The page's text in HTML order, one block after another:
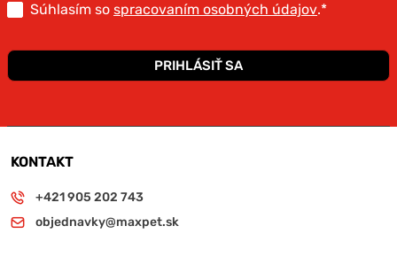
Súhlasím so spracovaním osobných údajov.*
PRIHLÁSIŤ SA
KONTAKT
+421 905 202 743
objednavky@maxpet.sk